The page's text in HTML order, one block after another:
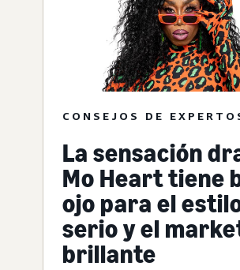
CONSEJOS DE
La sensación
Mo Heart tiene
ojo para el
serio y el
brillante